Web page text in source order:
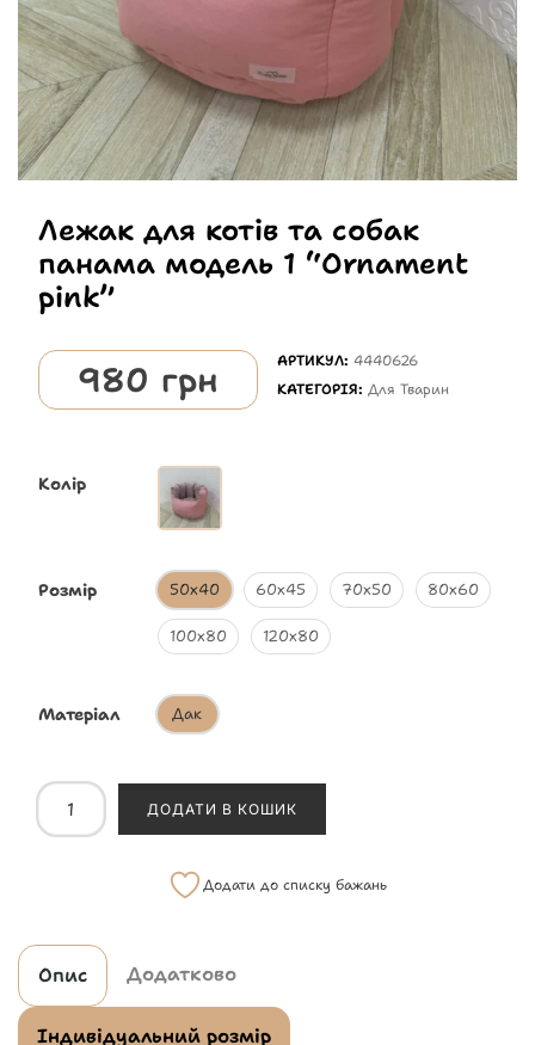
Лежак для котів та собак
панама модель 1 “Ornament
pink”
980 грн АРТИКУЛ: 4440626
КАТЕГОРІЯ:Для Тварин
Колір
Розмір 50х40 60х45 70х50 80х60
100х80 120х80
Матеріал Дак
ДОДАТИ В КОШИК
Додати до списку бажань
Опис Додатково
Індивідуальний розмір